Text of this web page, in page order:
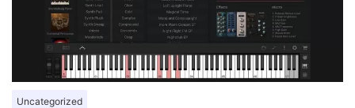
Uncategorized